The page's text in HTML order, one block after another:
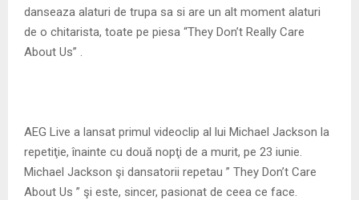
danseaza alaturi de trupa sa si are un alt moment alaturi
de o chitarista, toate pe piesa “They Don’t Really Care
About Us” .
AEG Live a lansat primul videoclip al lui Michael Jackson la
repetiţie, înainte cu două nopţi de a murit, pe 23 iunie.
Michael Jackson şi dansatorii repetau ” They Don’t Care
About Us ” şi este, sincer, pasionat de ceea ce face.